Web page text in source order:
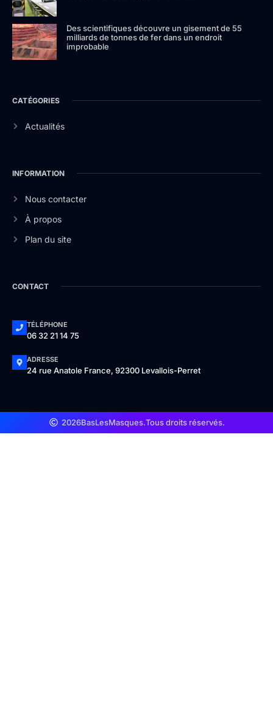
Des scientifiques découvre un gisement de 55
milliards de tonnes de fer dans un endroit
improbable
CATÉGORIES
Actualités
INFORMATION
Nous contacter
À propos
Plan du site
CONTACT
TÉLÉPHONE
06 32 21 14 75
ADRESSE
24 rue Anatole France, 92300 Levallois-Perret
2026BasLesMasques.Tous droits réservés.